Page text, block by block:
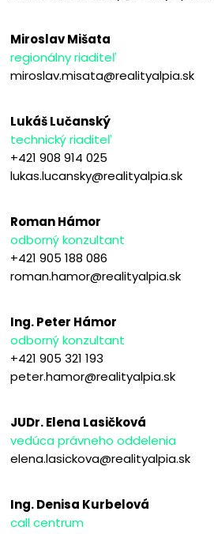
Miroslav Mišata
regionálny riaditeľ
miroslav.misata@realityalpia.sk
Lukáš Lučanský
technický riaditeľ
+421 908 914 025
lukas.lucansky@realityalpia.sk
Roman Hámor
odborný konzultant
+421 905 188 086
roman.hamor@realityalpia.sk
Ing. Peter Hámor
odborný konzultant
+421 905 321 193
peter.hamor@realityalpia.sk
JUDr. Elena Lasičková
vedúca právneho oddelenia
elena.lasickova@realityalpia.sk
Ing. Denisa Kurbelová
call centrum